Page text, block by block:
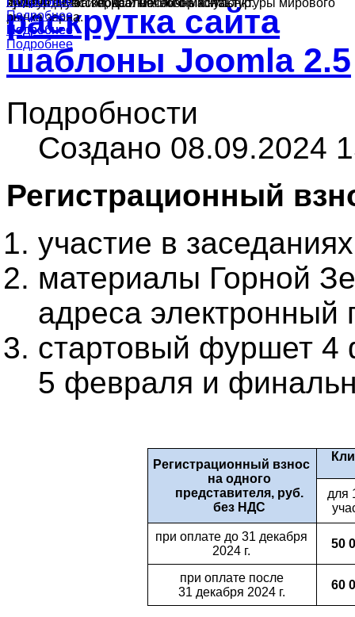
культур в России, краткий обзор конъюнктуры мирового
рынка зерна.
Подробнее
ячменя, муки и подсолнечного масла.
Подробнее
производства зерна и масличных культур.
Подробнее
Подробнее
раскрутка сайта
шаблоны Joomla 2.5
Подробности
Создано 08.09.2024
Регистрационный
участие в
материалы Горной
адреса электронный
стартовый фуршет 4
5 февраля и
Регистрационный взнос
на одного
представителя, руб.
без НДС
для
при оплате до 31 декабря
2024 г.
50
при оплате после
31 декабря 2024 г.
60